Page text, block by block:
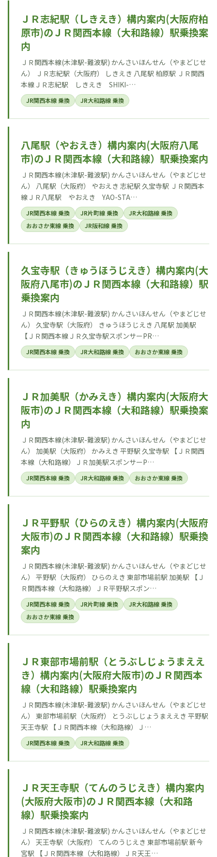
ＪＲ志紀駅（しきえき）構内案内(大阪府柏
原市)のＪＲ関西本線（大和路線）駅乗換案
内
ＪＲ関西本線(木津駅-難波駅) かんさいほんせん（やまどじせ
ん） ＪＲ志紀駅（大阪府） しきえき 八尾駅 柏原駅 ＪＲ関西
本線ＪＲ志紀駅 しきえき SHIKI-…
JR関西本線 乗換 JR大和路線 乗換
八尾駅（やおえき）構内案内(大阪府八尾
市)のＪＲ関西本線（大和路線）駅乗換案内
ＪＲ関西本線(木津駅-難波駅) かんさいほんせん（やまどじせ
ん） 八尾駅（大阪府） やおえき 志紀駅 久宝寺駅 ＪＲ関西本
線ＪＲ八尾駅 やおえき YAO-STA…
JR関西本線 乗換 JR片町線 乗換
JR大和路線 乗換
おおさか東線 乗換
JR阪和線 乗換
久宝寺駅（きゅうほうじえき）構内案内(大
阪府八尾市)のＪＲ関西本線（大和路線）駅
乗換案内
ＪＲ関西本線(木津駅-難波駅) かんさいほんせん（やまどじせ
ん） 久宝寺駅（大阪府） きゅうほうじえき 八尾駅 加美駅
【ＪＲ関西本線ＪＲ久宝寺駅スポンサーPR…
JR関西本線 乗換 JR大和路線 乗換 おおさか東線 乗換
ＪＲ加美駅（かみえき）構内案内(大阪府大
阪市)のＪＲ関西本線（大和路線）駅乗換案
内
ＪＲ関西本線(木津駅-難波駅) かんさいほんせん（やまどじせ
ん） 加美駅（大阪府） かみえき 平野駅 久宝寺駅 【ＪＲ関西
本線（大和路線）ＪＲ加美駅スポンサーP…
JR関西本線 乗換 JR大和路線 乗換 おおさか東線 乗換
ＪＲ平野駅（ひらのえき）構内案内(大阪府
大阪市)のＪＲ関西本線（大和路線）駅乗換
案内
ＪＲ関西本線(木津駅-難波駅) かんさいほんせん（やまどじせ
ん） 平野駅（大阪府） ひらのえき 東部市場前駅 加美駅 【Ｊ
Ｒ関西本線（大和路線）ＪＲ平野駅スポン…
JR関西本線 乗換 JR片町線 乗換
JR大和路線 乗換
おおさか東線 乗換
ＪＲ東部市場前駅（とうぶしじょうまええ
き）構内案内(大阪府大阪市)のＪＲ関西本
線（大和路線）駅乗換案内
ＪＲ関西本線(木津駅-難波駅) かんさいほんせん（やまどじせ
ん） 東部市場前駅（大阪府） とうぶしじょうまええき 平野駅
天王寺駅 【ＪＲ関西本線（大和路線）Ｊ…
JR関西本線 乗換 JR大和路線 乗換
ＪＲ天王寺駅（てんのうじえき）構内案内
(大阪府大阪市)のＪＲ関西本線（大和路
線）駅乗換案内
ＪＲ関西本線(木津駅-難波駅) かんさいほんせん（やまどじせ
ん） 天王寺駅（大阪府） てんのうじえき 東部市場前駅 新今
宮駅 【ＪＲ関西本線（大和路線）ＪＲ天王…